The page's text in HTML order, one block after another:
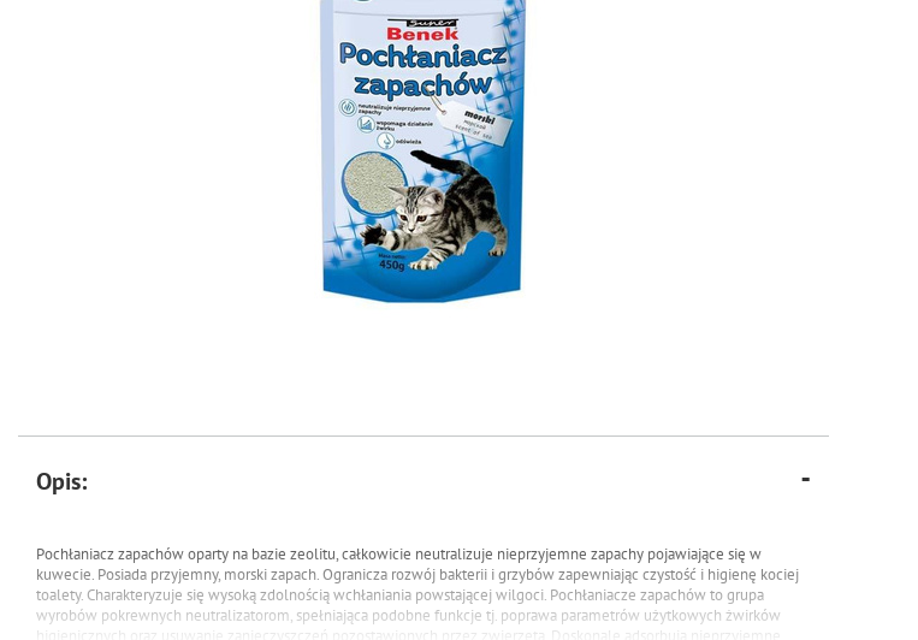
Opis:
Pochłaniacz zapachów oparty na bazie zeolitu, całkowicie neutralizuje nieprzyjemne zapachy pojawiające się w
kuwecie. Posiada przyjemny, morski zapach. Ogranicza rozwój bakterii i grzybów zapewniając czystość i higienę kociej
toalety. Charakteryzuje się wysoką zdolnością wchłaniania powstającej wilgoci. Pochłaniacze zapachów to grupa
wyrobów pokrewnych neutralizatorom, spełniająca podobne funkcje tj. poprawa parametrów użytkowych żwirków
higienicznych oraz usuwanie zanieczyszczeń pozostawionych przez zwierzęta. Doskonale adsorbują nieprzyjemne